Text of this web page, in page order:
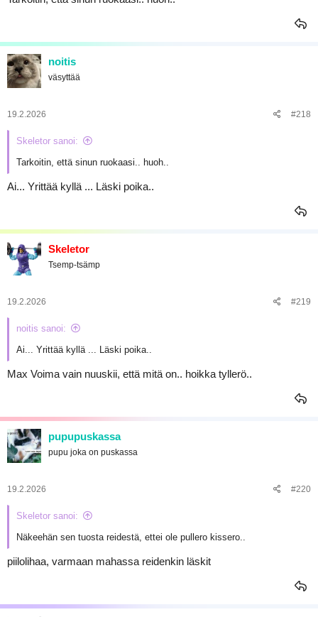
noitis
väsyttää
19.2.2026 #218
Skeletor sanoi:
Tarkoitin, että sinun ruokaasi.. huoh..
Ai... Yrittää kyllä ... Läski poika..
Skeletor
Tsemp-tsämp
19.2.2026 #219
noitis sanoi:
Ai... Yrittää kyllä ... Läski poika..
Max Voima vain nuuskii, että mitä on.. hoikka tyllerö..
pupupuskassa
pupu joka on puskassa
19.2.2026 #220
Skeletor sanoi:
Näkeehän sen tuosta reidestä, ettei ole pullero kissero..
piilolihaa, varmaan mahassa reidenkin läskit